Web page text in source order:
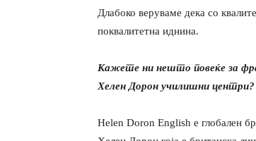
Длабоко веруваме дека со
поквалитетна иднина.
Кажете ни нешто повеќе за
Хелен Дорон училишни центри?
Helen Doron English е глобален